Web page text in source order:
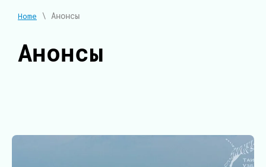
Home \ Анонсы
Анонсы